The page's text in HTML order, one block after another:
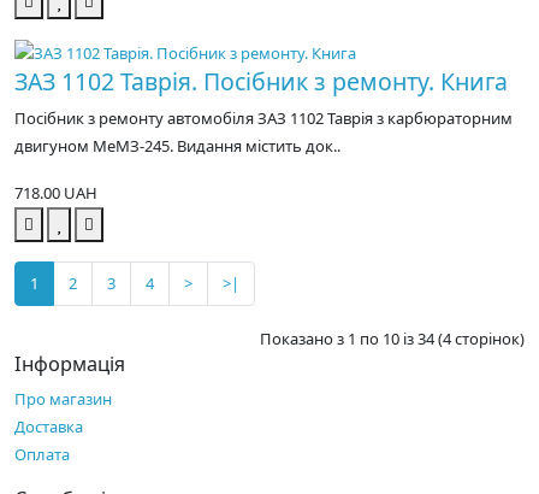
ЗАЗ 1102 Таврія. Посібник з ремонту. Книга
Посібник з ремонту автомобіля ЗАЗ 1102 Таврія з карбюраторним
двигуном МеМЗ-245. Видання містить док..
718.00 UAH
1 2 3 4 > >|
Показано з 1 по 10 із 34 (4 сторінок)
Інформація
Про магазин
Доставка
Оплата